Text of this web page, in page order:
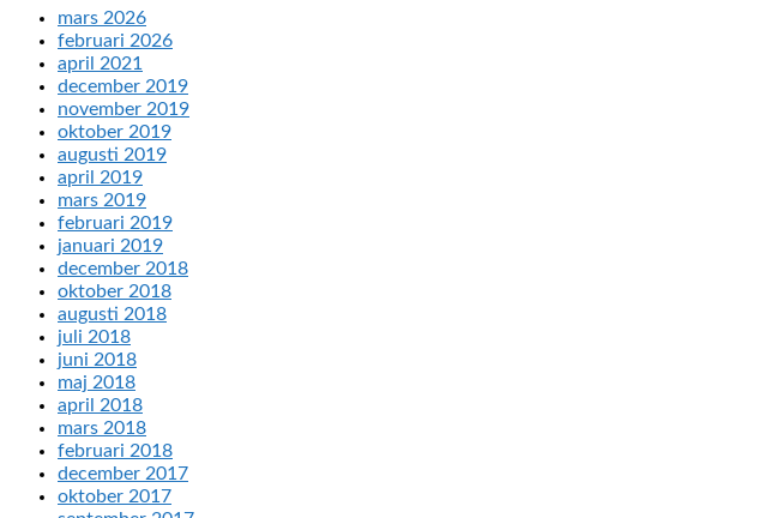
mars 2026
februari 2026
april 2021
december 2019
november 2019
oktober 2019
augusti 2019
april 2019
mars 2019
februari 2019
januari 2019
december 2018
oktober 2018
augusti 2018
juli 2018
juni 2018
maj 2018
april 2018
mars 2018
februari 2018
december 2017
oktober 2017